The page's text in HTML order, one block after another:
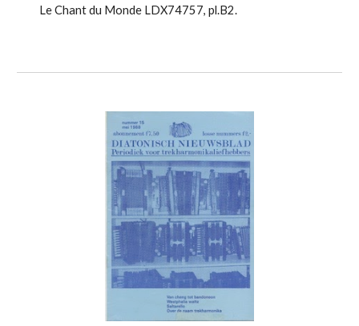
Le Chant du Monde LDX74757, pl.B2.